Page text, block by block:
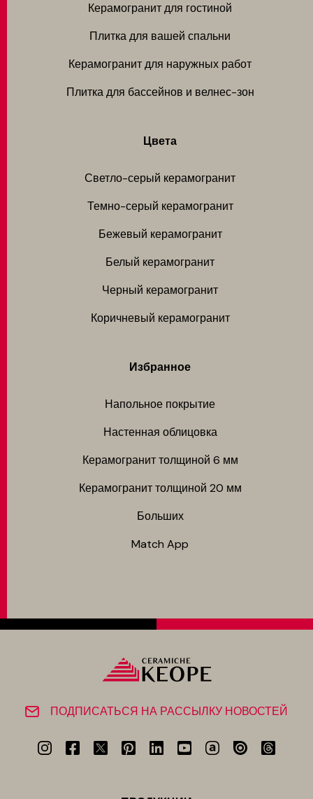
Керамогранит для гостиной
Плитка для вашей спальни
Керамогранит для наружных работ
Плитка для бассейнов и велнес-зон
Цвета
Светло-серый керамогранит
Темно-серый керамогранит
Бежевый керамогранит
Белый керамогранит
Черный керамогранит
Коричневый керамогранит
Избранное
Напольное покрытие
Настенная облицовка
Керамогранит толщиной 6 мм
Керамогранит толщиной 20 мм
Больших
Match App
ПОДПИСАТЬСЯ НА РАССЫЛКУ НОВОСТЕЙ